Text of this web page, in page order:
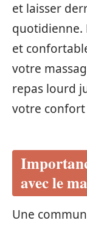
et laisser
quotidienne.
et
votre
repas lourd
votre confort
avec le
Une